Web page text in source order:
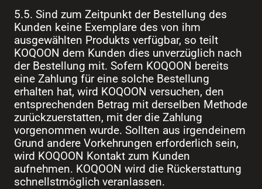
5.5. Sind zum Zeitpunkt der Bestellung des
Kunden keine Exemplare des von ihm
ausgewählten Produkts verfügbar, so teilt
KOQOON dem Kunden dies unverzüglich nach
der Bestellung mit. Sofern KOQOON bereits
eine Zahlung für eine solche Bestellung
erhalten hat, wird KOQOON versuchen, den
entsprechenden Betrag mit derselben Methode
zurückzuerstatten, mit der die Zahlung
vorgenommen wurde. Sollten aus irgendeinem
Grund andere Vorkehrungen erforderlich sein,
wird KOQOON Kontakt zum Kunden
aufnehmen. KOQOON wird die Rückerstattung
schnellstmöglich veranlassen.